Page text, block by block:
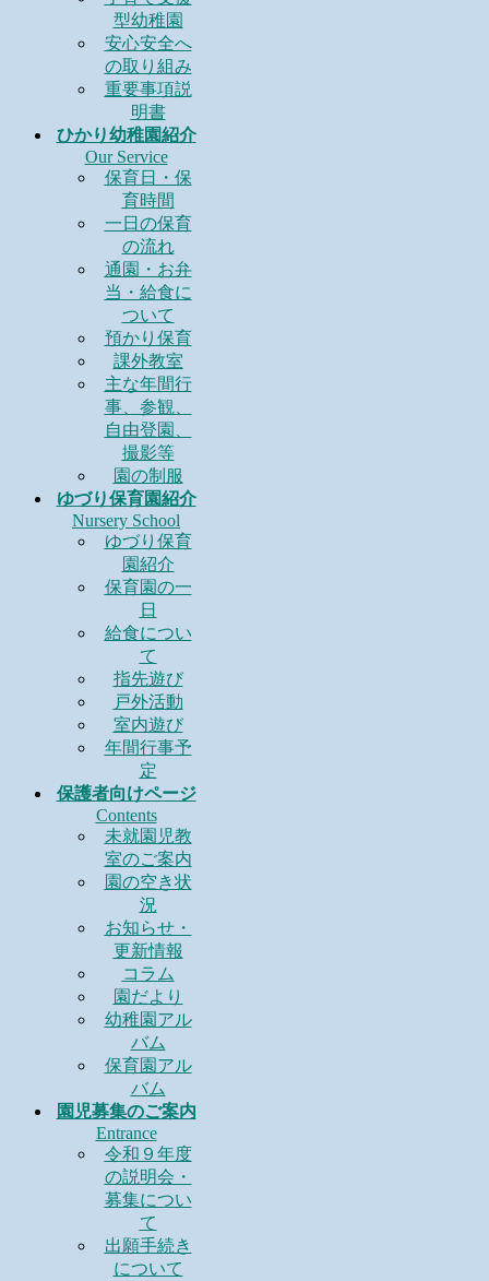
型幼稚園
安心安全へ
の取り組み
重要事項説
明書
ひかり幼稚園紹介
Our Service
保育日・保
育時間
一日の保育
の流れ
通園・お弁
当・給食に
ついて
預かり保育
課外教室
主な年間行
事、参観、
自由登園、
撮影等
園の制服
ゆづり保育園紹介
Nursery School
ゆづり保育
園紹介
保育園の一
日
給食につい
て
指先遊び
戸外活動
室内遊び
年間行事予
定
保護者向けページ
Contents
未就園児教
室のご案内
園の空き状
況
お知らせ・
更新情報
コラム
園だより
幼稚園アル
バム
保育園アル
バム
園児募集のご案内
Entrance
令和９年度
の説明会・
募集につい
て
出願手続き
について